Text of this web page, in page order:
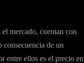
mercado, cuentan con
consecuencia de un
entre ellos es el precio en